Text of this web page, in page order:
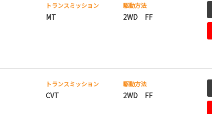
トランスミッション
MT
駆動方法
2WD FF
トランスミッション
CVT
駆動方法
2WD FF